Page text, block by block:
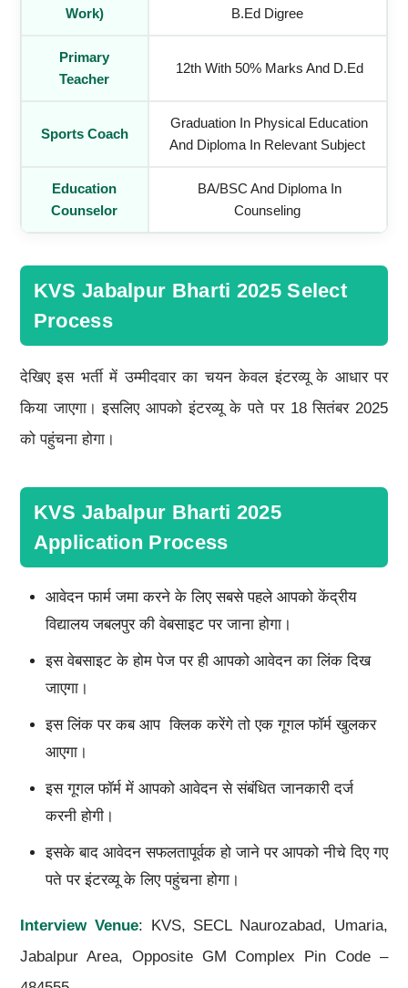
Work)
B.Ed Digree
Primary
Teacher
12th With 50% Marks And D.Ed
Sports Coach
Graduation In Physical Education
And Diploma In Relevant Subject
Education
Counselor
BA/BSC And Diploma In
Counseling
KVS Jabalpur Bharti 2025 Select
Process
देखिए इस भर्ती में उम्मीदवार का चयन केवल इंटरव्यू के आधार पर
किया जाएगा। इसलिए आपको इंटरव्यू के पते पर 18 सितंबर 2025
को पहुंचना होगा।
KVS Jabalpur Bharti 2025
Application Process
आवेदन फार्म जमा करने के लिए सबसे पहले आपको केंद्रीय
विद्यालय जबलपुर की वेबसाइट पर जाना होगा।
इस वेबसाइट के होम पेज पर ही आपको आवेदन का लिंक दिख
जाएगा।
इस लिंक पर कब आप क्लिक करेंगे तो एक गूगल फॉर्म खुलकर
आएगा।
इस गूगल फॉर्म में आपको आवेदन से संबंधित जानकारी दर्ज
करनी होगी।
इसके बाद आवेदन सफलतापूर्वक हो जाने पर आपको नीचे दिए गए
पते पर इंटरव्यू के लिए पहुंचना होगा।
Interview Venue: KVS, SECL Naurozabad, Umaria,
Jabalpur Area, Opposite GM Complex Pin Code –